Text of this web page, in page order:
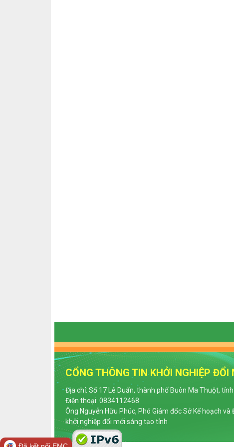
CỔNG THÔNG TIN KHỞI NGHIỆP
Địa chỉ: Số 17 Lê Duẩn, thành phố Buôn Ma Thuột,
Điện thoại: 0834112468
Ông Nguyễn Hữu Phúc, Phó Giám đốc Sở Kế hoạch
khởi nghiệp đổi mới sáng tạo tỉnh